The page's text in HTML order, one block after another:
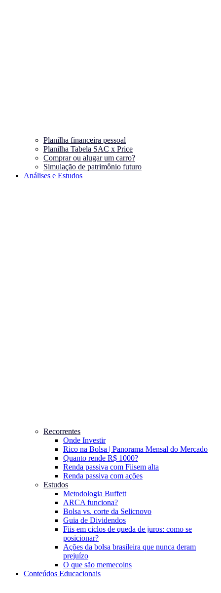
Planilha financeira pessoal
Planilha Tabela SAC x Price
Comprar ou alugar um carro?
Simulação de patrimônio futuro
Análises e Estudos
Recorrentes
Onde Investir
Rico na Bolsa | Panorama Mensal do Mercado
Quanto rende R$ 1000?
Renda passiva com Fiisem alta
Renda passiva com ações
Estudos
Metodologia Buffett
ARCA funciona?
Bolsa vs. corte da Selicnovo
Guia de Dividendos
Fiis em ciclos de queda de juros: como se
posicionar?
Ações da bolsa brasileira que nunca deram
prejuízo
O que são memecoins
Conteúdos Educacionais